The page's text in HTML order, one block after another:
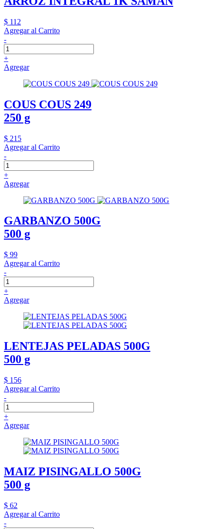
$ 112
Agregar al Carrito
-
+
Agregar
COUS COUS 249
250 g
$ 215
Agregar al Carrito
-
+
Agregar
GARBANZO 500G
500 g
$ 99
Agregar al Carrito
-
+
Agregar
LENTEJAS PELADAS 500G
500 g
$ 156
Agregar al Carrito
-
+
Agregar
MAIZ PISINGALLO 500G
500 g
$ 62
Agregar al Carrito
-